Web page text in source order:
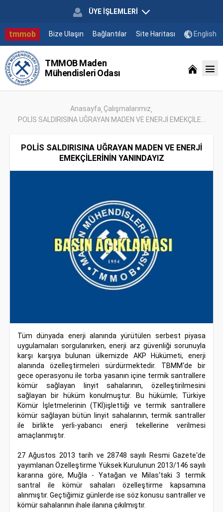
ÜYE İŞLEMLERİ
tmmob Bize Ulaşın Bağlantılar Site Haritası English
TMMOB Maden
Mühendisleri Odası
Anasayfa Çalışmalarımız
POLİS SALDIRISINA UĞRAYAN MADEN VE ENERJİ EMEKÇİLE...
POLİS SALDIRISINA UĞRAYAN MADEN VE ENERJİ
EMEKÇİLERİNİN YANINDAYIZ
Tüm dünyada enerji alanında yürütülen serbest piyasa
uygulamaları sorgulanırken, enerji arz güvenliği sorunuyla
karşı karşıya bulunan ülkemizde AKP Hükümeti, enerji
alanında özelleştirmeleri sürdürmektedir. TBMM‘de bir
gece operasyonu ile torba yasanın içine termik santrallere
kömür sağlayan linyit sahalarının, özelleştirilmesini
sağlayan bir hüküm konulmuştur. Bu hükümle; Türkiye
Kömür İşletmelerinin (TKİ)işlettiği ve termik santrallere
kömür sağlayan bütün linyit sahalarının, termik santraller
ile birlikte yerli-yabancı enerji tekellerine verilmesi
amaçlanmıştır.
27 Ağustos 2013 tarih ve 28748 sayılı Resmi Gazete‘de
yayımlanan Özelleştirme Yüksek Kurulunun 2013/146 sayılı
kararına göre, Muğla - Yatağan ve Milas‘taki 3 termik
santral ile kömür sahaları özelleştirme kapsamına
alınmıştır. Geçtiğimiz günlerde ise söz konusu santraller ve
kömür sahalarının ihale ilanına çıkılmıştır.